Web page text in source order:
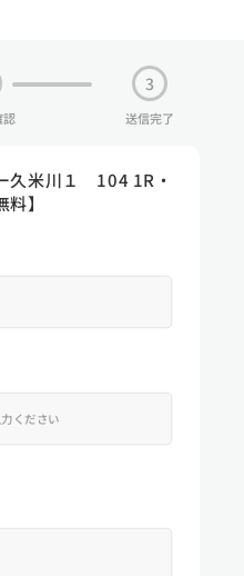
認
3
送信完了
久米川１ 104 1R・
】